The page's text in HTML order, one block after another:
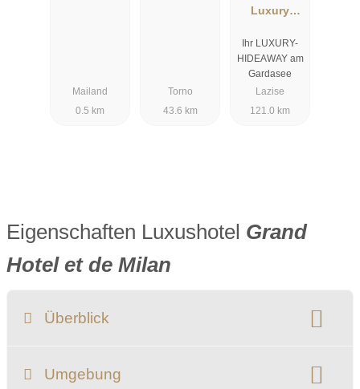
Mailand
0.5 km
Torno
43.6 km
Luxury
Lazise
Ihr LUXURY-
HIDEAWAY am
Gardasee
Lazise
121.0 km
Eigenschaften Luxushotel Grand
Hotel et de Milan
Überblick
Umgebung